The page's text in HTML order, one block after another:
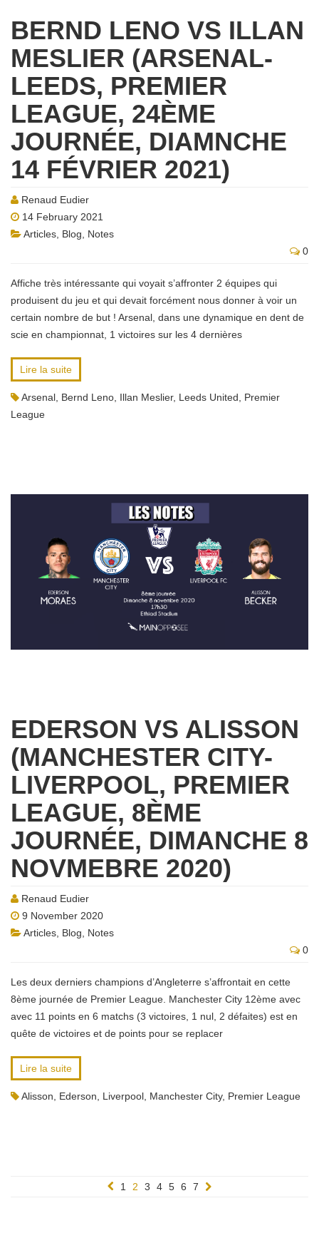
BERND LENO VS ILLAN
MESLIER (ARSENAL-
LEEDS, PREMIER
LEAGUE, 24ÈME
JOURNÉE, DIAMNCHE
14 FÉVRIER 2021)
Renaud Eudier
14 February 2021
Articles Blog
Notes
0
Affiche très intéressante qui voyait s’affronter 2 équipes qui
produisent du jeu et qui devait forcément nous donner à voir un
certain nombre de but ! Arsenal, dans une dynamique en dent de
scie en championnat, 1 victoires sur les 4 dernières
Lire la suite
Arsenal Bernd Leno Illan Meslier, Leeds United
Premier
League
EDERSON VS ALISSON
(MANCHESTER CITY-
LIVERPOOL, PREMIER
LEAGUE, 8ÈME
JOURNÉE, DIMANCHE 8
NOVMEBRE 2020)
Renaud Eudier
9 November 2020
Articles Blog
Notes
0
Les deux derniers champions d’Angleterre s’affrontait en cette
8ème journée de Premier League. Manchester City 12ème avec
avec 11 points en 6 matchs (3 victoires, 1 nul, 2 défaites) est en
quête de victoires et de points pour se replacer
Lire la suite
Alisson Ederson Liverpool Manchester City, Premier League
1 2 3 4 5 6 7